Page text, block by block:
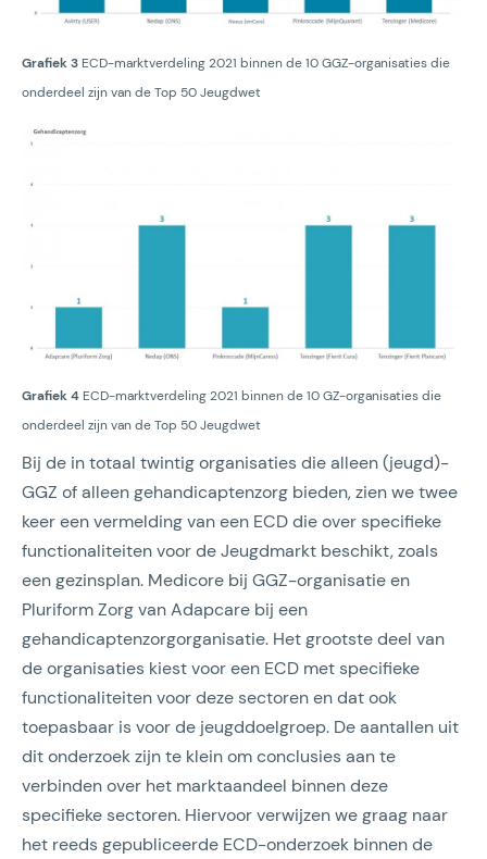
Grafiek 3 ECD-marktverdeling 2021 binnen de 10 GGZ-organisaties die
onderdeel zijn van de Top 50 Jeugdwet
Grafiek 4 ECD-marktverdeling 2021 binnen de 10 GZ-organisaties die
onderdeel zijn van de Top 50 Jeugdwet
Bij de in totaal twintig organisaties die alleen (jeugd)-
GGZ of alleen gehandicaptenzorg bieden, zien we twee
keer een vermelding van een ECD die over specifieke
functionaliteiten voor de Jeugdmarkt beschikt, zoals
een gezinsplan. Medicore bij GGZ-organisatie en
Pluriform Zorg van Adapcare bij een
gehandicaptenzorgorganisatie. Het grootste deel van
de organisaties kiest voor een ECD met specifieke
functionaliteiten voor deze sectoren en dat ook
toepasbaar is voor de jeugddoelgroep. De aantallen uit
dit onderzoek zijn te klein om conclusies aan te
verbinden over het marktaandeel binnen deze
specifieke sectoren. Hiervoor verwijzen we graag naar
het reeds gepubliceerde ECD-onderzoek binnen de